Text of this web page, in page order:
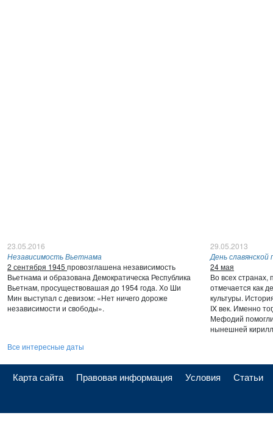
23.05.2016
Независимость Вьетнама
2 сентября 1945 провозглашена независимость
Вьетнама и образована Демократическа Республика
Вьетнам, просуществовашая до 1954 года. Хо Ши
Мин выступал с девизом: «Нет ничего дороже
независимости и свободы».
29.05.2013
День
24 мая
Во всех
отмечается как
культуры.
IX век. Именно
Мефодий
нынешней
Все интересные даты
Карта сайта Правовая информация Условия Статьи